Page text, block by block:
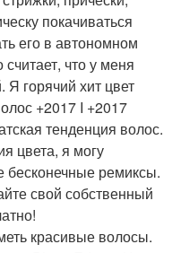
покачиваться
его в автономном
что у меня
Я горячий хит цвет
+2017 I +2017
тенденция волос.
цвета, я могу
бесконечные ремиксы.
свой собственный
красивые волосы.